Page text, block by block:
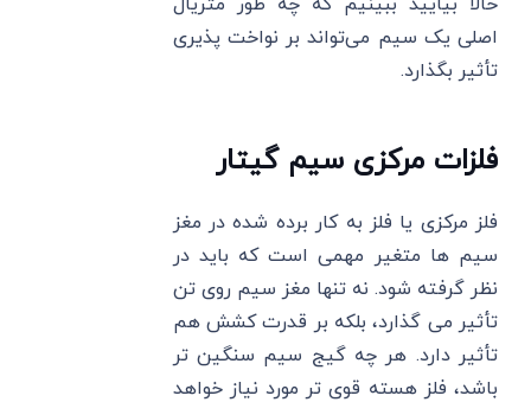
اصلی یک سیم می‌تواند بر نواخت پذیری
تأثیر بگذارد.
فلزات مرکزی سیم گیتار
فلز مرکزی یا فلز به کار برده شده در مغز
سیم ها متغیر مهمی است که باید در
نظر گرفته شود. نه تنها مغز سیم روی تن
تأثیر می گذارد، بلکه بر قدرت کشش هم
تأثیر دارد. هر چه گیج سیم سنگین ‌تر
باشد، فلز هسته قوی‌ تر مورد نیاز خواهد